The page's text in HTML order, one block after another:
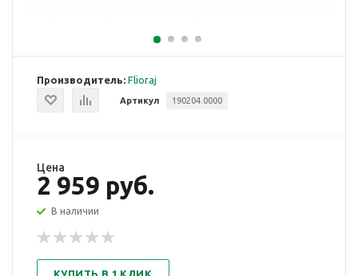
Производитель: Flioraj
Артикул 190204.0000
Цена
2 959 руб.
В наличии
КУПИТЬ В 1 КЛИК